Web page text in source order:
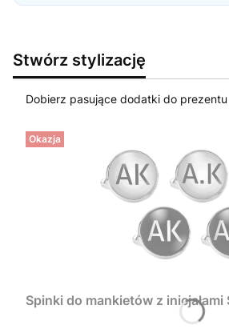
Stwórz stylizację
Dobierz pasujące dodatki do
Okazja
Spinki do mankietów z inicjałami